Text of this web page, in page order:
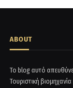
ABOUT
Το blog αυτό
Τουριστική